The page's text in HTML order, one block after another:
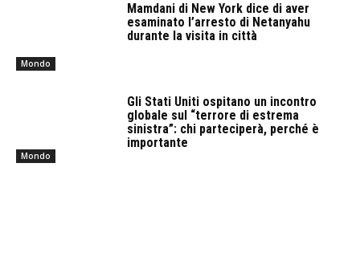
Mondo
Mamdani di New York dice di aver
esaminato l’arresto di Netanyahu
durante la visita in città
Mondo
Gli Stati Uniti ospitano un incontro
globale sul “terrore di estrema
sinistra”: chi parteciperà, perché è
importante